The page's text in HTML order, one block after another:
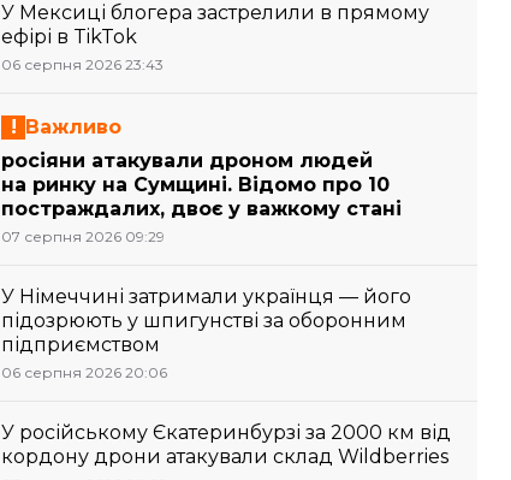
У Мексиці блогера застрелили в прямому
ефірі в TikTok
06 серпня 2026 23:43
Важливо
росіяни атакували дроном людей
на ринку на Сумщині. Відомо про 10
постраждалих, двоє у важкому стані
07 серпня 2026 09:29
У Німеччині затримали українця — його
підозрюють у шпигунстві за оборонним
підприємством
06 серпня 2026 20:06
У російському Єкатеринбурзі за 2000 км від
кордону дрони атакували склад Wildberries